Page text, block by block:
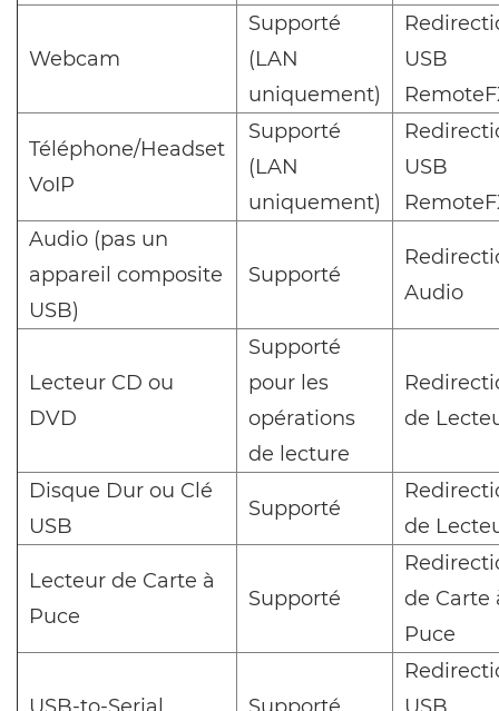
Webcam
Supporté
(LAN
uniquement)
USB
Téléphone/Headset
VoIP
Supporté
(LAN
uniquement)
USB
Audio (pas un
appareil composite
USB)
Supporté
Audio
Lecteur CD ou
DVD
Supporté
pour les
opérations
de lecture
de
Disque Dur ou Clé
USB
Supporté
de
Lecteur de Carte à
Puce
Supporté
de Carte
Puce